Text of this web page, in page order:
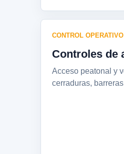
CONTROL OPERATIVO
Controles de
Acceso peatonal y
cerraduras,